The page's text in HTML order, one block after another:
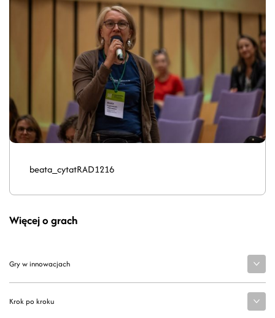
beata_cytatRAD1216
Więcej o grach
Gry w innowacjach
Krok po kroku